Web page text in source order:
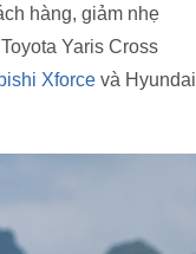
hàng, giảm nhẹ
Yaris Cross
Xforce và Hyundai